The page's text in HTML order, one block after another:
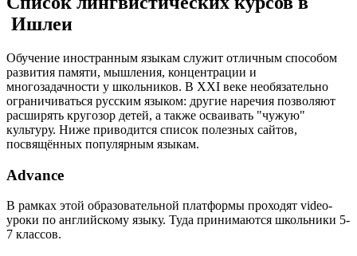
Ишлеи
Обучение иностранным языкам служит отличным способом
развития памяти, мышления, концентрации и
многозадачности у школьников. В XXI веке необязательно
ограничиваться русским языком: другие наречия позволяют
расширять кругозор детей, а также осваивать "чужую"
культуру. Ниже приводится список полезных сайтов,
посвящённых популярным языкам.
Advance
В рамках этой образовательной платформы проходят video-
уроки по английскому языку. Туда принимаются школьники 5-
7 классов.